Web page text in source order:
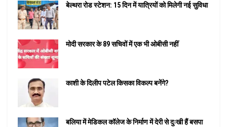
बेल्थरा रोड स्टेशन: 15 दिन में यात्रियों को मिलेगी नई सुविधा
मोदी सरकार के 89 सचिवों में एक भी ओबीसी नहीं
काशी के दिलीप पटेल किसका विकल्प बनेंगे?
बलिया में मेडिकल कॉलेज के निर्माण में देरी से दुःखी हैं बसपा